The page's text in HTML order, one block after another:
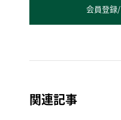
会員登録
関連記事